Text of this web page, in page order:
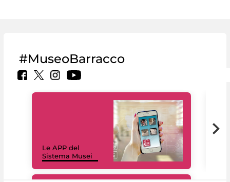
#MuseoBarracco
Le APP del
Sistema Musei